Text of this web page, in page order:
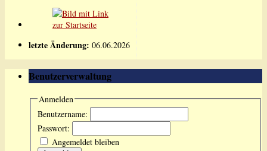
letzte Änderung: 06.06.2026
Benutzerverwaltung
Anmelden
Benutzername:
Passwort:
Angemeldet bleiben